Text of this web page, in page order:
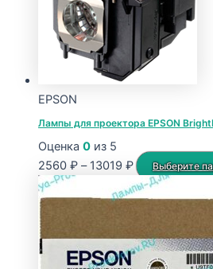
EPSON
Лампы для проектора EPSON
Оценка 0 из 5
2560 ₽ – 13019 ₽Диапазон
цен:
2560 ₽
13019 ₽
Выберите